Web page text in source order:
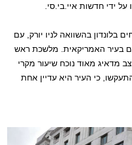
ידי חדשות איי.בי.סי.
פחות נרצחים בלונדון בהשוואה לניו יורק, עם
בעיר הבריטית ו-50 נרצחים בעיר האמריקאית. מלשכת ראש
מדאיג מאוד נוכח שיעור מקרי
כי העיר היא עדיין אחת